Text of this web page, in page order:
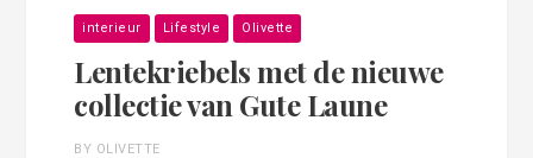
interieur Lifestyle Olivette
Lentekriebels met de nieuwe
collectie van Gute Laune
BY OLIVETTE